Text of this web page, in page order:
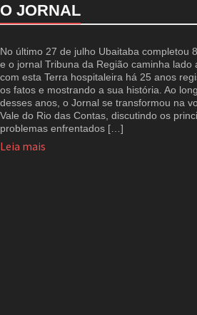
O JORNAL
No último 27 de julho Ubaitaba completou
e o jornal Tribuna da Região caminha lado
com esta Terra hospitaleira há 25 anos
os fatos e mostrando a sua história. Ao
desses anos, o Jornal se transformou na
Vale do Rio das Contas, discutindo os
problemas enfrentados […]
Leia mais